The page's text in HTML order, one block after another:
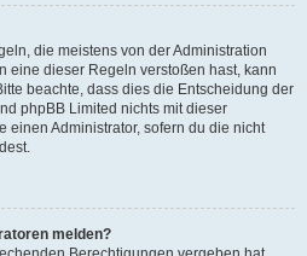
die meistens von der Administration
eine dieser Regeln verstoßen hast, kann
beachte, dass dies die Entscheidung der
phpBB Limited nichts mit dieser
einen Administrator, sofern du die nicht
melden?